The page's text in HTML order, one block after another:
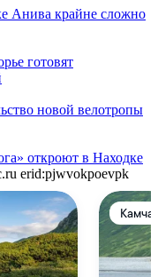
Анива крайне сложно
готовят
новой велотропы
откроют в Находке
erid:pjwvokpoevpk